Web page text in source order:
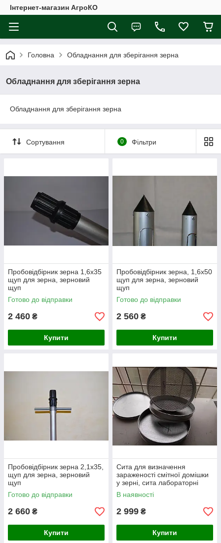
Інтернет-магазин АгроКО
Головна Обладнання для зберігання зерна
Обладнання для зберігання зерна
Обладнання для зберігання зерна
Сортування 0 Фільтри
Пробовідбірник зерна 1,6х35
щуп для зерна, зерновий
щуп
Готово до відправки
2 460 ₴
Купити
Пробовідбірник зерна, 1,6х50
щуп для зерна, зерновий
щуп
Готово до відправки
2 560 ₴
Купити
Пробовідбірник зерна 2,1х35,
щуп для зерна, зерновий
щуп
Готово до відправки
2 660 ₴
Купити
Сита для визначення
зараженості смітної домішки
у зерні, сита лабораторні
В наявності
2 999 ₴
Купити